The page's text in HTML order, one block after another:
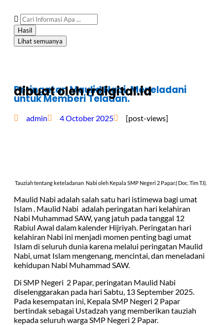
Hasil
Lihat semuanya
Peringatan Maulid Nabi, Meneladani
untuk Memberi Teladan.
admin 4 October 2025 [post-views]
Tauziah tentang keteladanan Nabi oleh Kepala SMP Negeri 2 Papar.( Doc. Tim T.I).
Maulid Nabi adalah salah satu hari istimewa bagi umat
Islam . Maulid Nabi adalah peringatan hari kelahiran
Nabi Muhammad SAW, yang jatuh pada tanggal 12
Rabiul Awal dalam kalender Hijriyah. Peringatan hari
kelahiran Nabi ini menjadi momen penting bagi umat
Islam di seluruh dunia karena melalui peringatan Maulid
Nabi, umat Islam mengenang, mencintai, dan meneladani
kehidupan Nabi Muhammad SAW.
Di SMP Negeri 2 Papar, peringatan Maulid Nabi
diselenggarakan pada hari Sabtu, 13 September 2025.
Pada kesempatan ini, Kepala SMP Negeri 2 Papar
bertindak sebagai Ustadzah yang memberikan tauziah
kepada seluruh warga SMP Negeri 2 Papar.
dibuat oleh rrdigital.id